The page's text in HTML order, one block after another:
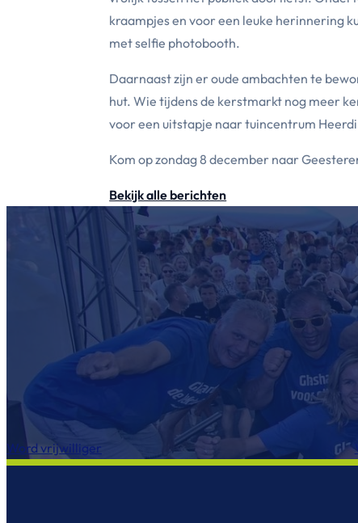
kraampjes en voor een leuke herinnering
met selfie photobooth.
Daarnaast zijn er oude ambachten te
hut. Wie tijdens de kerstmarkt nog meer
voor een uitstapje naar tuincentrum
Kom op zondag 8 december naar
Bekijk alle berichten
Word vrijwilliger